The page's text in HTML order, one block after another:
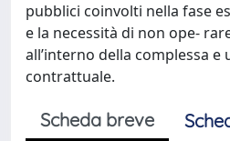
pubblici coinvolti nella fase
e la necessità di non ope-
all’interno della complessa
contrattuale.
Scheda breve